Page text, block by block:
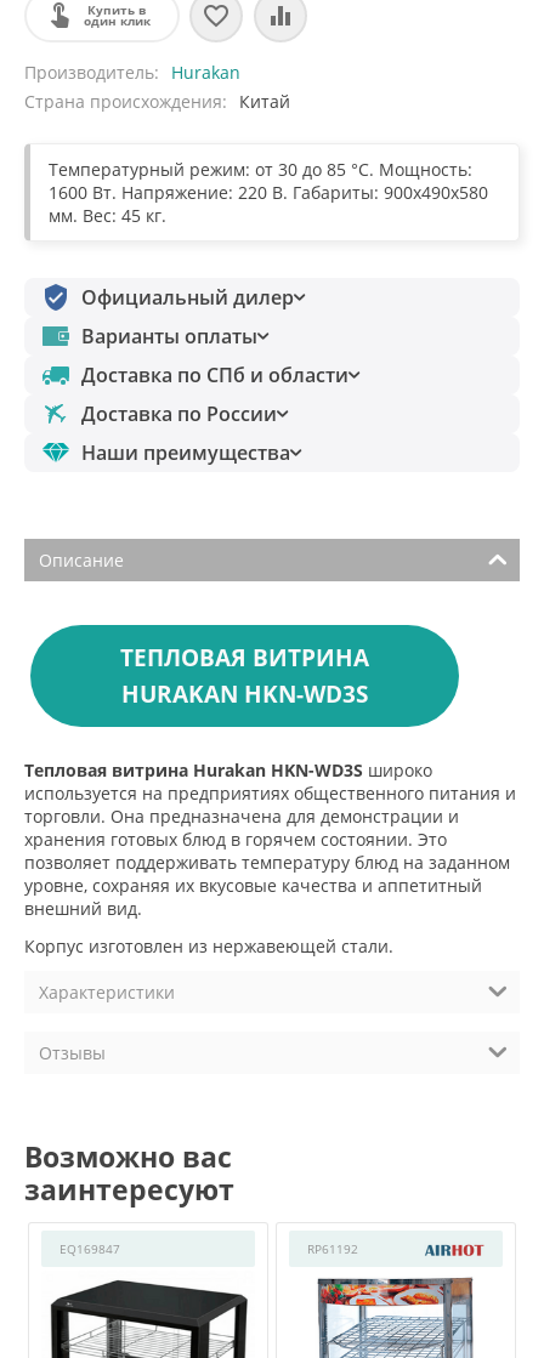
Купить в
один клик
Производитель
Hurakan
Страна происхождения
Китай
Температурный режим: от 30 до 85 °C. Мощность:
1600 Вт. Напряжение: 220 В. Габариты: 900х490х580
мм. Вес: 45 кг.
Официальный дилер
Варианты оплаты
Доставка по СПб и области
Доставка по России
Наши преимущества
Описание
ТЕПЛОВАЯ ВИТРИНА
HURAKAN HKN-WD3S
Тепловая витрина Hurakan HKN-WD3S широко
используется на предприятиях общественного питания и
торговли. Она предназначена для демонстрации и
хранения готовых блюд в горячем состоянии. Это
позволяет поддерживать температуру блюд на заданном
уровне, сохраняя их вкусовые качества и аппетитный
внешний вид.
Корпус изготовлен из нержавеющей стали.
Характеристики
Отзывы
Возможно вас
заинтересуют
EQ169847 RP61192